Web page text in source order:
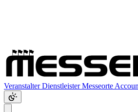
VeranstalterDienstleisterMesseorte